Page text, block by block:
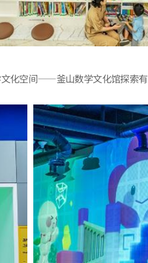
化空间——釜山数学文化馆探索有